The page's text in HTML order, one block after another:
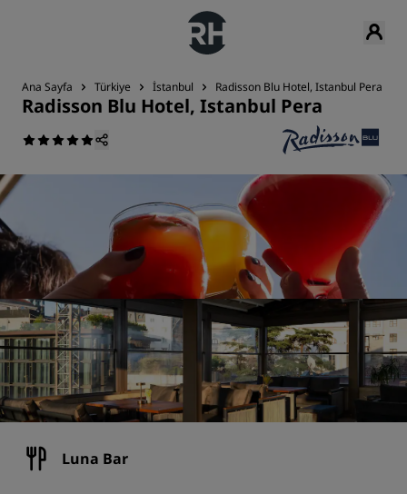
Ana Sayfa Türkiye İstanbul Radisson Blu Hotel, Istanbul Pera
Radisson Blu Hotel, Istanbul Pera
Luna Bar